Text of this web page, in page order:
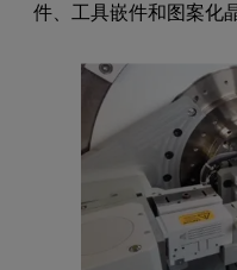
件、工具嵌件和图案化